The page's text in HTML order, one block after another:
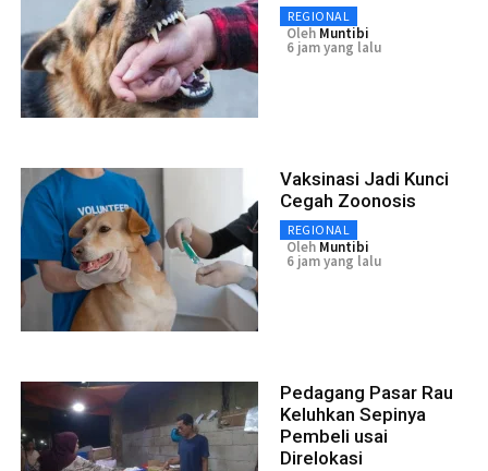
REGIONAL
Oleh Muntibi
6 jam yang lalu
Vaksinasi Jadi Kunci
Cegah Zoonosis
REGIONAL
Oleh Muntibi
6 jam yang lalu
Pedagang Pasar Rau
Keluhkan Sepinya
Pembeli usai
Direlokasi